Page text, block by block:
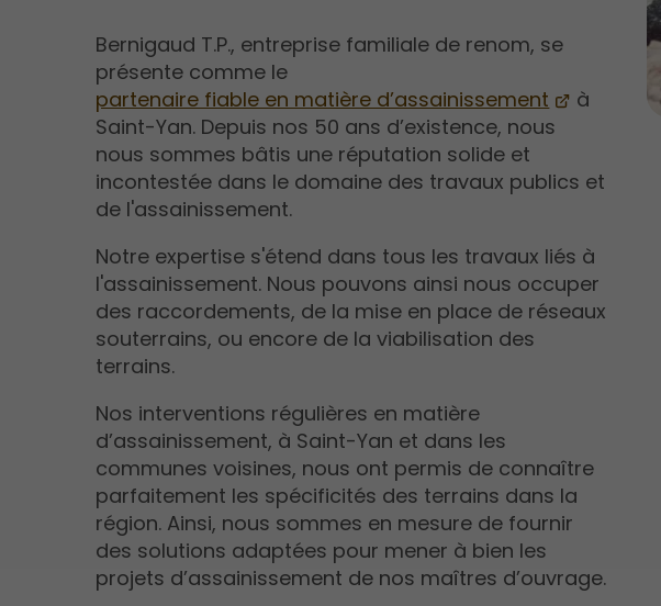
Bernigaud T.P., entreprise familiale de renom, se
présente comme le
partenaire fiable en matière d’assainissement
à
Saint-Yan. Depuis nos 50 ans d’existence, nous
nous sommes bâtis une réputation solide et
incontestée dans le domaine des travaux publics et
de l'assainissement.
Notre expertise s'étend dans tous les travaux liés à
l'assainissement. Nous pouvons ainsi nous occuper
des raccordements, de la mise en place de réseaux
souterrains, ou encore de la viabilisation des
terrains.
Nos interventions régulières en matière
d’assainissement, à Saint-Yan et dans les
communes voisines, nous ont permis de connaître
parfaitement les spécificités des terrains dans la
région. Ainsi, nous sommes en mesure de fournir
des solutions adaptées pour mener à bien les
projets d’assainissement de nos maîtres d’ouvrage.